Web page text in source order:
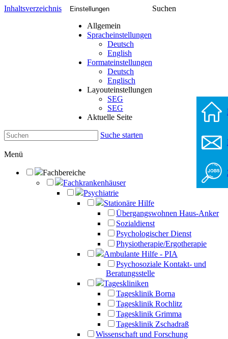
Inhaltsverzeichnis Einstellungen
Allgemein
Spracheinstellungen
Deutsch
English
Formateinstellungen
Deutsch
Englisch
Layouteinstellungen
SEG
SEG
Aktuelle Seite
Suchen
Suche starten
Menü
Fachbereiche
Fachkrankenhäuser
Psychiatrie
Stationäre Hilfe
Übergangswohnen Haus-Anker
Sozialdienst
Psychologischer Dienst
Physiotherapie/Ergotherapie
Ambulante Hilfe - PIA
Psychosoziale Kontakt- und
Beratungsstelle
Tageskliniken
Tagesklinik Borna
Tagesklinik Rochlitz
Tagesklinik Grimma
Tagesklinik Zschadraß
Wissenschaft und Forschung